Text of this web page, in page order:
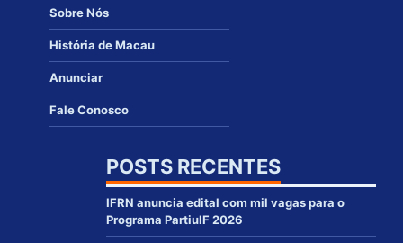
Sobre Nós
História de Macau
Anunciar
Fale Conosco
POSTS RECENTES
IFRN anuncia edital com mil vagas para o
Programa PartiuIF 2026